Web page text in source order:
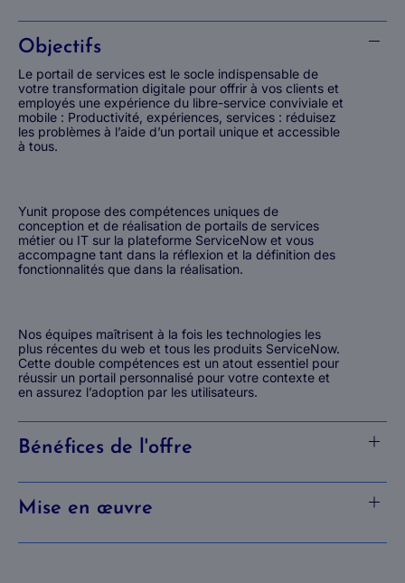
Objectifs
Le portail de services est le socle indispensable de
votre transformation digitale pour offrir à vos clients et
employés une expérience du libre-service conviviale et
mobile : Productivité, expériences, services : réduisez
les problèmes à l’aide d’un portail unique et accessible
à tous.
Yunit propose des compétences uniques de
conception et de réalisation de portails de services
métier ou IT sur la plateforme ServiceNow et vous
accompagne tant dans la réflexion et la définition des
fonctionnalités que dans la réalisation.
Nos équipes maîtrisent à la fois les technologies les
plus récentes du web et tous les produits ServiceNow.
Cette double compétences est un atout essentiel pour
réussir un portail personnalisé pour votre contexte et
en assurez l’adoption par les utilisateurs.
Bénéfices de l'offre
Mise en œuvre